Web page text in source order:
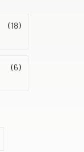
(18)
(6)